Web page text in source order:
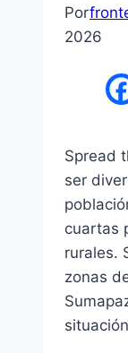
Por
2026
Spread
ser
cuartas
rurales.
zonas